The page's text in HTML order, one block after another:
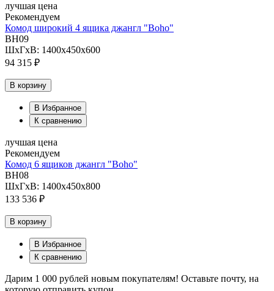
лучшая цена
Рекомендуем
Комод широкий 4 ящика джангл "Boho"
BH09
ШхГхВ: 1400х450х600
94 315 ₽
В корзину
В Избранное
К сравнению
лучшая цена
Рекомендуем
Комод 6 ящиков джангл "Boho"
BH08
ШхГхВ: 1400х450х800
133 536 ₽
В корзину
В Избранное
К сравнению
Дарим 1 000 рублей новым покупателям! Оставьте почту, на